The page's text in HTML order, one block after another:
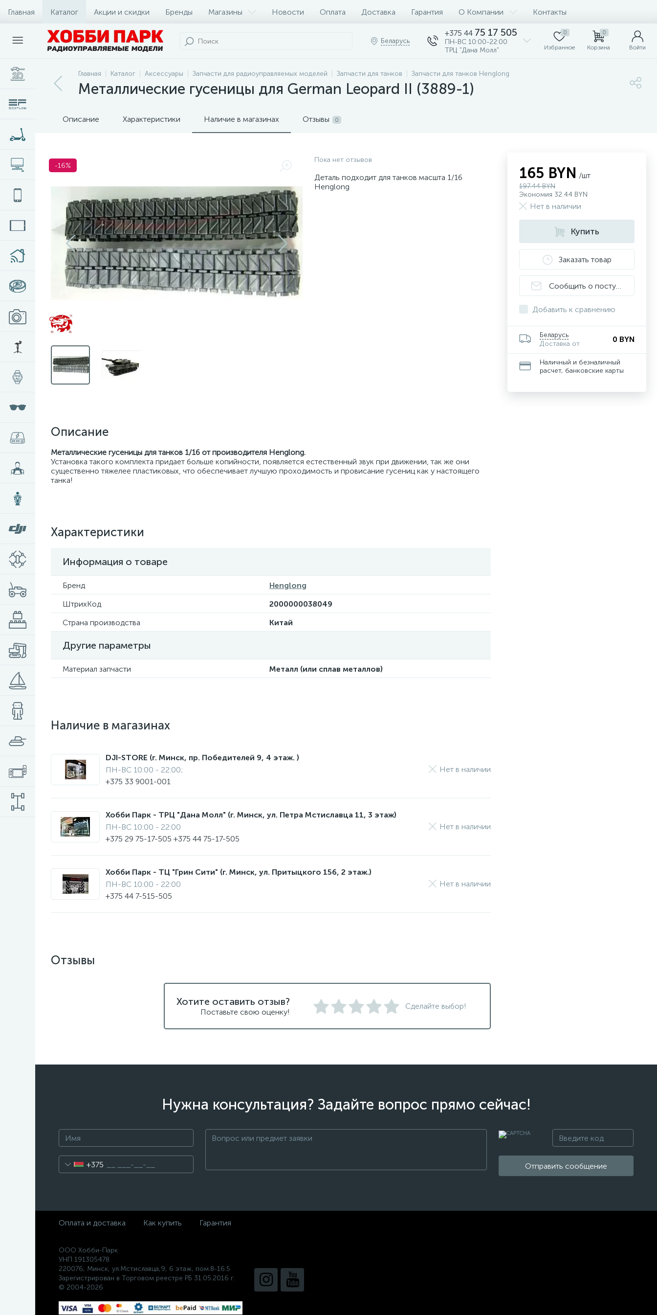
Главная Каталог Акции и скидки Бренды Магазины Новости Оплата Доставка Гарантия О Компании Контакты
Беларусь
+375 44 75 17 505
ПН-ВС 10:00-22:00
ТРЦ "Дана Молл"
0
Избранное
0
Корзина Войти
Главная Каталог Аксессуары Запчасти для радиоуправляемых моделей Запчасти для танков Запчасти для танков Henglong
Металлические гусеницы для German Leopard II (3889-1)
Описание Характеристики Наличие в магазинах Отзывы 0
-16%
Пока нет отзывов
Деталь подходит для танков масшта 1/16
Henglong
Описание
Металлические гусеницы для танков 1/16 от производителя Henglong.
Установка такого комплекта придает больше копийности, появляется естественный звук при движении, так же они
существенно тяжелее пластиковых, что обеспечивает лучшую проходимость и провисание гусениц как у настоящего
танка!
Характеристики
Информация о товаре
Бренд
Henglong
ШтрихКод
2000000038049
Страна производства
Китай
Другие параметры
Материал запчасти Металл (или сплав металлов)
Наличие в магазинах
DJI-STORE (г. Минск, пр. Победителей 9, 4 этаж. )
ПН-ВС 10:00 - 22:00;
+375 33 9001-001
Нет в наличии
Хобби Парк - ТРЦ "Дана Молл" (г. Минск, ул. Петра Мстиславца 11, 3 этаж)
ПН-ВС 10:00 - 22:00
+375 29 75-17-505 +375 44 75-17-505
Нет в наличии
Хобби Парк - ТЦ "Грин Сити" (г. Минск, ул. Притыцкого 156, 2 этаж.)
ПН-ВС 10:00 - 22:00
+375 44 7-515-505
Нет в наличии
165 BYN /шт
197.44 BYN
Экономия 32.44 BYN
Нет в наличии
Купить
Заказать товар
Сообщить о поступлении
Добавить к сравнению
Беларусь
Доставка от
0 BYN
Наличный и безналичный
расчет, банковские карты
Отзывы
Хотите оставить отзыв?
Поставьте свою оценку!
Сделайте выбор!
Нужна консультация? Задайте вопрос прямо сейчас!
+375 Отправить сообщение
Оплата и доставка Как купить Гарантия
ООО Хобби-Парк
УНП 191305478
220076, Минск, ул.Мстиславца,9, 6 этаж, пом.8-16.5
Зарегистрирован в Торговом реестре РБ 31.05.2016 г.
© 2004-2026